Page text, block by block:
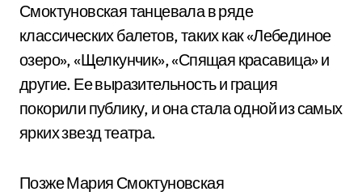
Смоктуновская танцевала в ряде
классических балетов, таких как «Лебединое
озеро», «Щелкунчик», «Спящая красавица» и
другие. Ее выразительность и грация
покорили публику, и она стала одной из самых
ярких звезд театра.
Позже Мария Смоктуновская